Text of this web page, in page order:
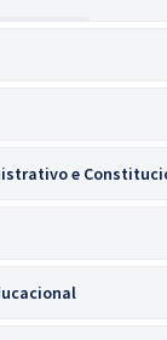
e